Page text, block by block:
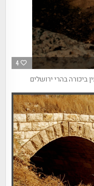
4
בהרי ירושלים